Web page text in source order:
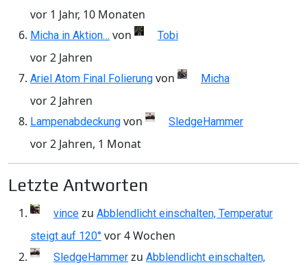
vor 1 Jahr, 10 Monaten
Micha in Aktion… von Tobi
vor 2 Jahren
Ariel Atom Final Folierung von Micha
vor 2 Jahren
Lampenabdeckung von SledgeHammer
vor 2 Jahren, 1 Monat
Letzte Antworten
vince zu Abblendlicht einschalten, Temperatur
steigt auf 120° vor 4 Wochen
SledgeHammer zu Abblendlicht einschalten,